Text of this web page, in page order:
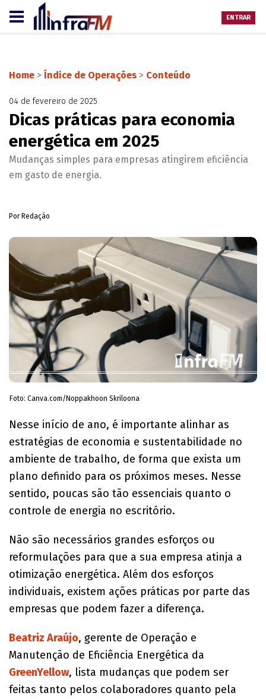
ENTRAR
Home > Índice de Operações > Conteúdo
04 de fevereiro de 2025
Dicas práticas para economia
energética em 2025
Mudanças simples para empresas atingirem eficiência
em gasto de energia.
Por Redação
Foto: Canva.com/Noppakhoon Skriloona
Nesse início de ano, é importante alinhar as
estratégias de economia e sustentabilidade no
ambiente de trabalho, de forma que exista um
plano definido para os próximos meses. Nesse
sentido, poucas são tão essenciais quanto o
controle de energia no escritório.
Não são necessários grandes esforços ou
reformulações para que a sua empresa atinja a
otimização energética. Além dos esforços
individuais, existem ações práticas por parte das
empresas que podem fazer a diferença.
Beatriz Araújo, gerente de Operação e
Manutenção de Eficiência Energética da
GreenYellow, lista mudanças que podem ser
feitas tanto pelos colaboradores quanto pela